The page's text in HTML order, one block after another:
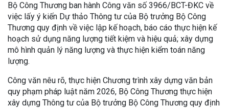
Bộ Công Thương ban hành Công văn số 3966/BCT-ĐKC về
việc lấy ý kiến Dự thảo Thông tư của Bộ trưởng Bộ Công
Thương quy định về việc lập kế hoạch, báo cáo thực hiện kế
hoạch sử dụng năng lượng tiết kiệm và hiệu quả; xây dựng
mô hình quản lý năng lượng và thực hiện kiểm toán năng
lượng.
Công văn nêu rõ, thực hiện Chương trình xây dựng văn bản
quy phạm pháp luật năm 2026, Bộ Công Thương thực hiện
xây dựng Thông tư của Bộ trưởng Bộ Công Thương quy định